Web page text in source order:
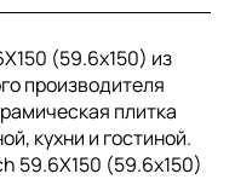
(59.6x150) из
производителя
плитка
кухни и гостиной.
59.6X150 (59.6x150)